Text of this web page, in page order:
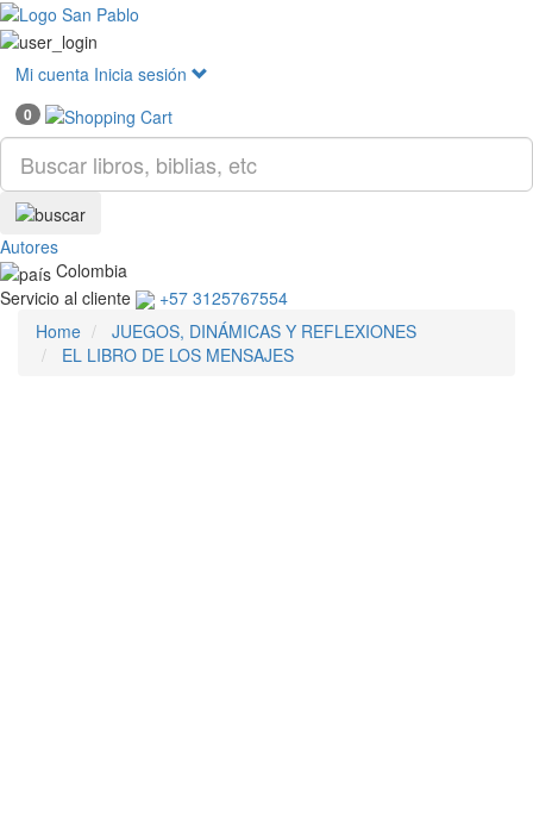
Mi cuenta Inicia sesión
0
Autores
Colombia
Servicio al cliente
+57 3125767554
Home
JUEGOS, DINÁMICAS Y REFLEXIONES
EL LIBRO DE LOS MENSAJES